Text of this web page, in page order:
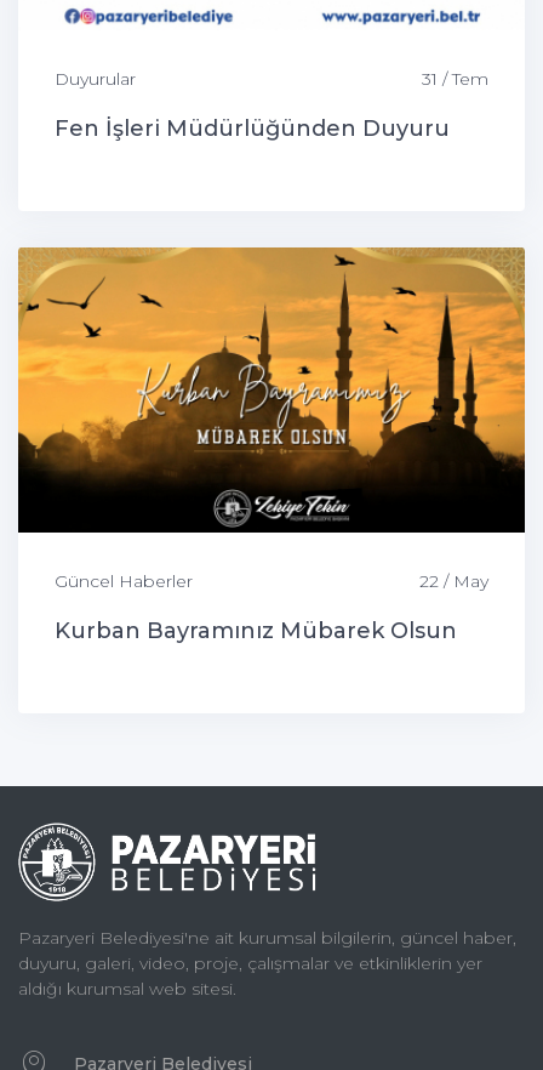
Duyurular 31 / Tem
Fen İşleri Müdürlüğünden Duyuru
Güncel Haberler 22 / May
Kurban Bayramınız Mübarek Olsun
Pazaryeri Belediyesi'ne ait kurumsal bilgilerin, güncel haber,
duyuru, galeri, video, proje, çalışmalar ve etkinliklerin yer
aldığı kurumsal web sitesi.
Pazaryeri Belediyesi